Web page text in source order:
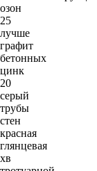
озон
25
лучше
графит
бетонных
цинк
20
серый
трубы
стен
красная
глянцевая
хв